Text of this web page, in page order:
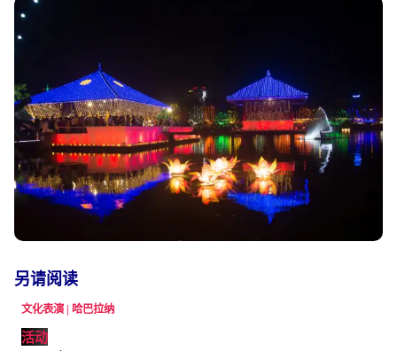
另请阅读
文化表演 | 哈巴拉纳
活动